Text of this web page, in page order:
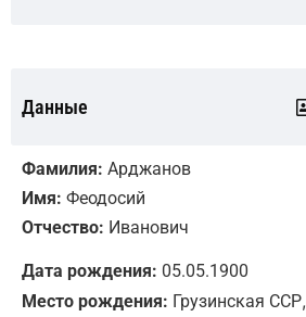
Данные
Фамилия: Арджанов
Имя: Феодосий
Отчество: Иванович
Дата рождения: 05.05.1900
Место рождения: Грузинская ССР,